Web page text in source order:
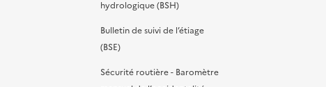
hydrologique (BSH)
Bulletin de suivi de l’étiage
(BSE)
Sécurité routière - Baromètre